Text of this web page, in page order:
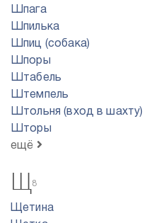
Шпага
Шпилька
Шпиц (собака)
Шпоры
Штабель
Штемпель
Штольня (вход в шахту)
Шторы
ещё
Щ8
Щетина